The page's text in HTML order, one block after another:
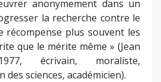
anonymement dans un
la recherche contre le
récompense plus souvent les
que le mérite même » (Jean
écrivain, moraliste,
sciences, académicien).